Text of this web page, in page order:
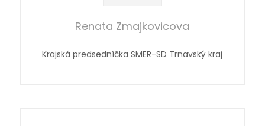
Renata Zmajkovicova
Krajská predsedníčka SMER-SD Trnavský kraj